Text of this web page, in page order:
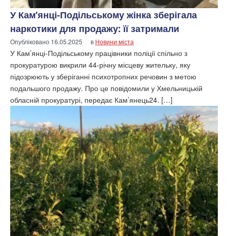
У Кам’янці-Подільському жінка зберігала
наркотики для продажу: її затримали
Опубліковано 16.05.2025 в Новини міста
У Кам’янці-Подільському працівники поліції спільно з
прокуратурою викрили 44-річну місцеву жительку, яку
підозрюють у зберіганні психотропних речовин з метою
подальшого продажу. Про це повідомили у Хмельницькій
обласній прокуратурі, передає Кам’янець24. […]